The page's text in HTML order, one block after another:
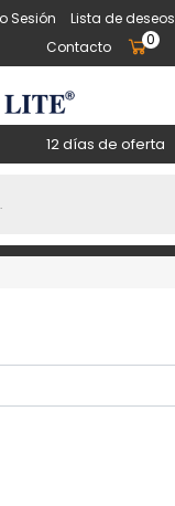
Sesión Lista de deseos
Contacto
0
12 días de oferta